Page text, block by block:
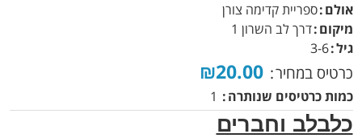
אולם ספריית קדימה צורן
מיקום דרך לב השרון 1
גיל 3-6
כרטיס במחיר ₪20.00
כמות כרטיסים שנותרה 1
כלבלב וחברים